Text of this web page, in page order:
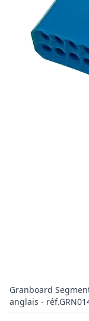
Granboard
anglais -